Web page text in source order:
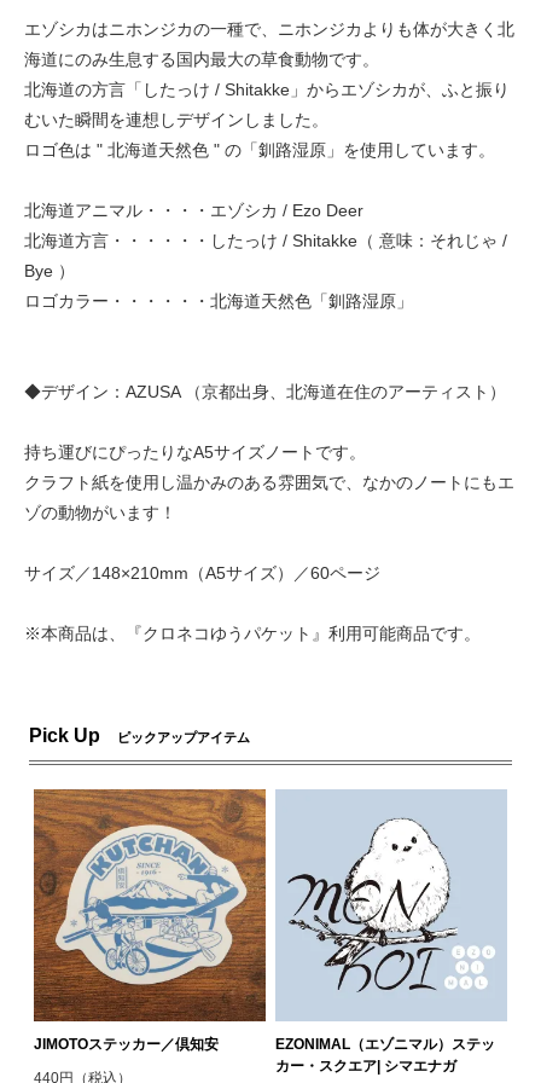
エゾシカはニホンジカの一種で、ニホンジカよりも体が大きく北
海道にのみ生息する国内最大の草食動物です。
北海道の方言「したっけ / Shitakke」からエゾシカが、ふと振り
むいた瞬間を連想しデザインしました。
ロゴ色は " 北海道天然色 " の「釧路湿原」を使用しています。
北海道アニマル・・・・エゾシカ / Ezo Deer
北海道方言・・・・・・したっけ / Shitakke（ 意味：それじゃ /
Bye ）
ロゴカラー・・・・・・北海道天然色「釧路湿原」
◆デザイン：AZUSA （京都出身、北海道在住のアーティスト）
持ち運びにぴったりなA5サイズノートです。
クラフト紙を使用し温かみのある雰囲気で、なかのノートにもエ
ゾの動物がいます！
サイズ／148×210mm（A5サイズ）／60ページ
※本商品は、『クロネコゆうパケット』利用可能商品です。
Pick Up ピックアップアイテム
JIMOTOステッカー／倶知安
440円（税込）
EZONIMAL（エゾニマル）ステッ
カー・スクエア| シマエナガ